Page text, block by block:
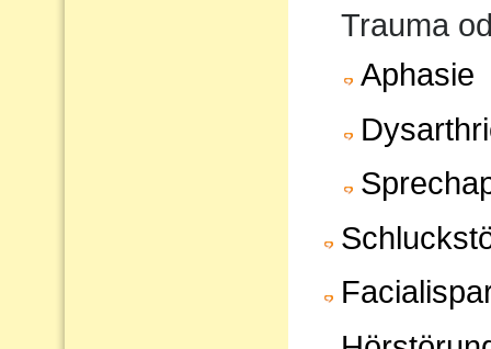
Trauma
Aphasie